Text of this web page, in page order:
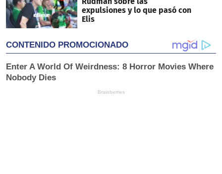
expulsiones y lo que pasó con
Elis